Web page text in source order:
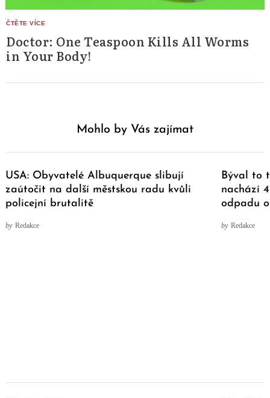
Doctor: One Teaspoon Kills All Worms
in Your Body!
Mohlo by Vás zajímat
USA: Obyvatelé Albuquerque slibují
zaútočit na další městskou radu kvůli
policejní brutalitě
by Redakce
Býval to
nachází
odpadu
by Redakce